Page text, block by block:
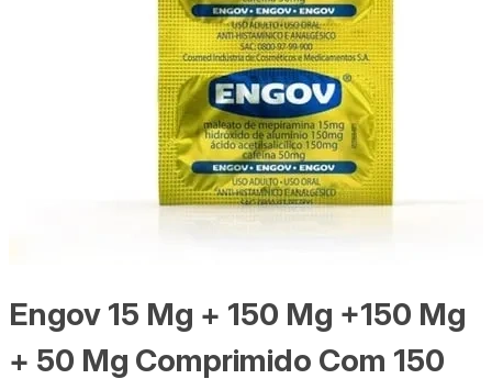
Engov 15 Mg + 150 Mg +150 Mg
+ 50 Mg Comprimido Com 150